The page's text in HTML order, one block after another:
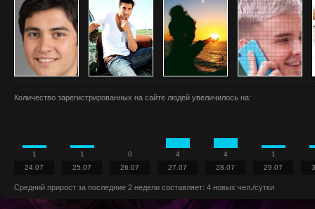
Количество зарегистрированных на сайте людей увеличилось на:
1
24.07
1
25.07
0
26.07
4
27.07
4
28.07
1
29.07
Средний прирост за последние 2 недели составляет: 4 новых чел./сутки